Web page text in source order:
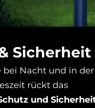
Si­cher­heit
bei Nacht und in der
rückt das
und